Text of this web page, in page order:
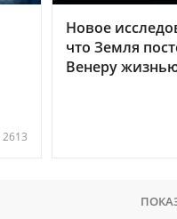
2613
Новое
что Земля
Венеру